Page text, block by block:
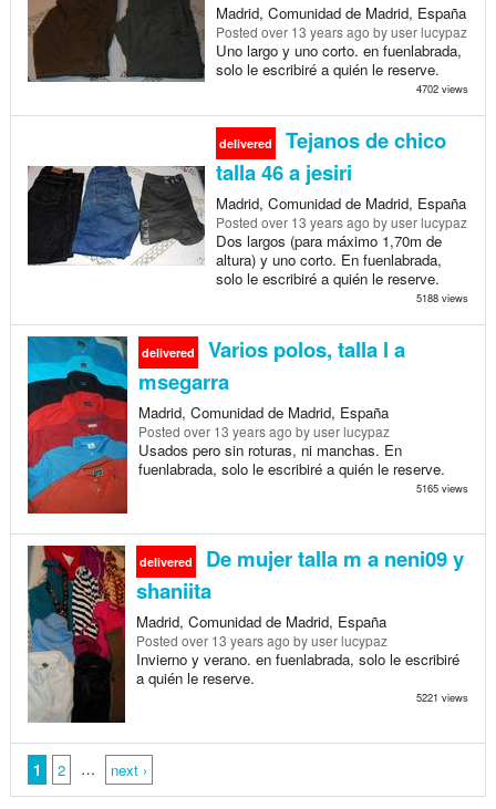
Madrid, Comunidad de Madrid, España
Posted over 13 years ago by user lucypaz
Uno largo y uno corto. en fuenlabrada,
solo le escribiré a quién le reserve.
4702 views
delivered
Tejanos de chico
talla 46 a jesiri
Madrid, Comunidad de Madrid, España
Posted over 13 years ago by user lucypaz
Dos largos (para máximo 1,70m de
altura) y uno corto. En fuenlabrada,
solo le escribiré a quién le reserve.
5188 views
delivered
Varios polos, talla l a
msegarra
Madrid, Comunidad de Madrid, España
Posted over 13 years ago by user lucypaz
Usados pero sin roturas, ni manchas. En
fuenlabrada, solo le escribiré a quién le reserve.
5165 views
delivered
De mujer talla m a neni09 y
shaniita
Madrid, Comunidad de Madrid, España
Posted over 13 years ago by user lucypaz
Invierno y verano. en fuenlabrada, solo le escribiré
a quién le reserve.
5221 views
1 2 … next ›